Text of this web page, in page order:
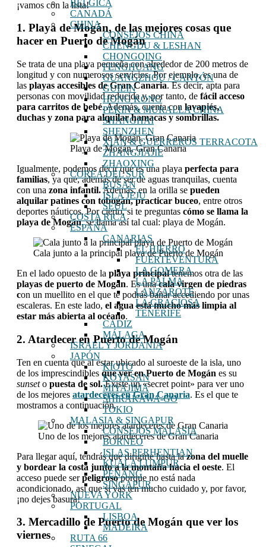
BÉLGICA
CANADÁ
CHINA
CONSEJOS CHINA
CHENGDU & LESHAN
CHONGQING
FENGHUANG
GUANGZHOU / CANTÓN
GUILIN
HONG KONG
PEKIN & MURALLA CHINA
SHANGHAI
SHENZHEN
XIAN & GUERREROS TERRACOTA
ZHANGJIAJIE
ZHAOXING
COREA DEL SUR
BUSAN
ISLA JEJU
SEÚL
COSTA RICA
ESPAÑA
CANARIAS
EL HIERRO
FUERTEVENTURA
LA GOMERA
LA PALMA
LANZAROTE
LA GRACIOSA
TENERIFE
CÁDIZ
MÁLAGA
ISRAEL Y JORDANIA
JAPÓN
KIOTO
KOYASAN
MIYAJIMA
SHIRAKAWA-GO
TOKIO
MALASIA & SINGAPUR
CONSEJOS MALASIA
BORNEO
ISLAS PERHENTIAN
KUALA LUMPUR
PENANG
SINGAPUR
NUEVA YORK
PORTUGAL
LISBOA
MADEIRA
RUTA 66
¡vamos con la lista!
1. Playa de Mogán, de las mejores cosas que
hacer en Puerto de Mogán
Se trata de una playa pequeña con alrededor de 200 metros de
longitud y con numerosos servicios. Por ejemplo, es una de
las playas accesibles de Gran Canaria. Es decir, apta para
personas con movilidad reducida y, por tanto, de fácil acceso
para carritos de bebé. Además, cuenta con lavapiés,
duchas y zona para alquilar hamacas y sombrillas.
Playa de Mogán, Gran Canaria
Igualmente, podemos decir que es una playa perfecta para
familias, ya que, además de ser de aguas tranquilas, cuenta
con una zona infantil.Además, en la orilla se pueden
alquilar patines con tobogán, practicar buceo, entre otros
deportes náuticos. Por cierto, si te preguntas cómo se llama la
playa de Mogán, se llama así tal cual: playa de Mogán.
Cala junto a la principal playa de Puerto de Mogán
En el lado opuesto de la playa principaltenemos otra de las
playas de puerto de Mogán. Es unacala virgen de piedras
con un muellito en el que te podrás bañar accediendo por unas
escaleras. En este lado, el agua está mucho más limpia al
estar más abierta al océano.
2. Atardecer en Puerto de Mogán
Ten en cuenta que al estar ubicado al suroeste de la isla, uno
de los imprescindibles que ver en Puerto de Mogán es su
sunseto puesta de sol.Existe un «secret point» para ver uno
de los mejores atardeceres en Gran Canaria. Es el que te
mostramos a continuación.
Uno de los mejores atardeceres de Gran Canaria
Para llegar aquí, tendrás que dirigirte hasta lazona del muelle
y bordear la costa junto a la montaña hacia el oeste. El
acceso puede serpeligrosoporque no está nada
acondicionado, así que si vas ten mucho cuidado y, por favor,
¡no dejes basura!
3. Mercadillo de Puerto de Mogán que ver los
viernes